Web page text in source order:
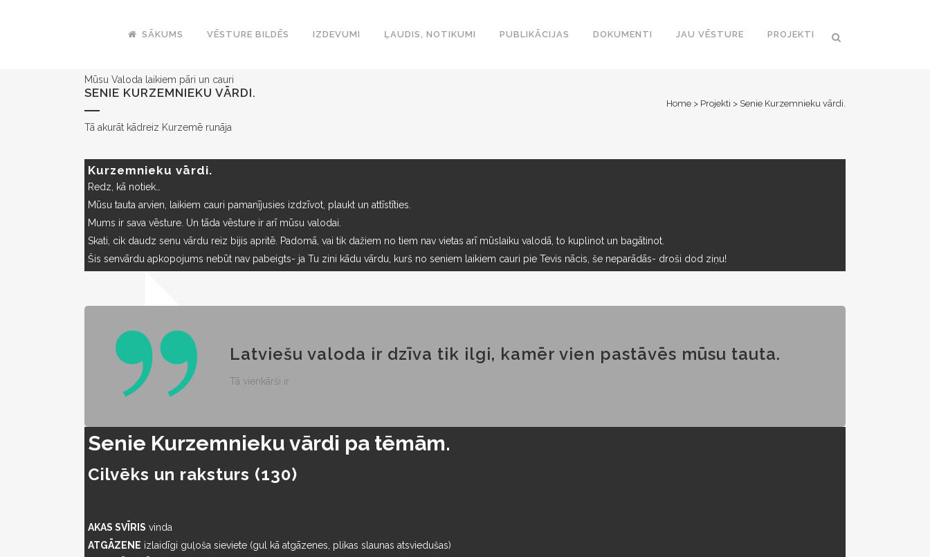
SĀKUMS VĒSTURE BILDĒS IZDEVUMI ĻAUDIS, NOTIKUMI PUBLIKĀCIJAS DOKUMENTI JAU VĒSTURE PROJEKTI
Mūsu Valoda laikiem pāri un cauri
SENIE KURZEMNIEKU VĀRDI.
Tā akurāt kādreiz Kurzemē runāja
Home > Projekti > Senie Kurzemnieku vārdi.
Kurzemnieku vārdi.
Redz, kā notiek…
Mūsu tauta arvien, laikiem cauri pamanījusies izdzīvot, plaukt un attīstīties.
Mums ir sava vēsture. Un tāda vēsture ir arī mūsu valodai.
Skati, cik daudz senu vārdu reiz bijis apritē. Padomā, vai tik dažiem no tiem nav vietas arī mūslaiku valodā, to kuplinot un bagātinot.
Šis senvārdu apkopojums nebūt nav pabeigts- ja Tu zini kādu vārdu, kurš no seniem laikiem cauri pie Tevis nācis, še neparādās- droši dod ziņu!
Latviešu valoda ir dzīva tik ilgi, kamēr vien pastāvēs mūsu tauta.
Tā vienkārši ir
Senie Kurzemnieku vārdi pa tēmām.
Cilvēks un raksturs (130)
AKAS SVĪRIS vinda
ATGĀZENE izlaidīgi guļoša sieviete (gul kā atgāzenes, plikas slaunas atsviedušas)